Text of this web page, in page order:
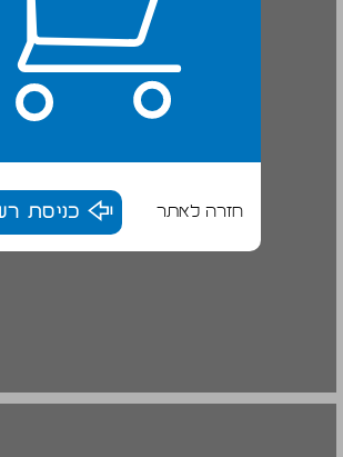
חזרה לאתר כניסת